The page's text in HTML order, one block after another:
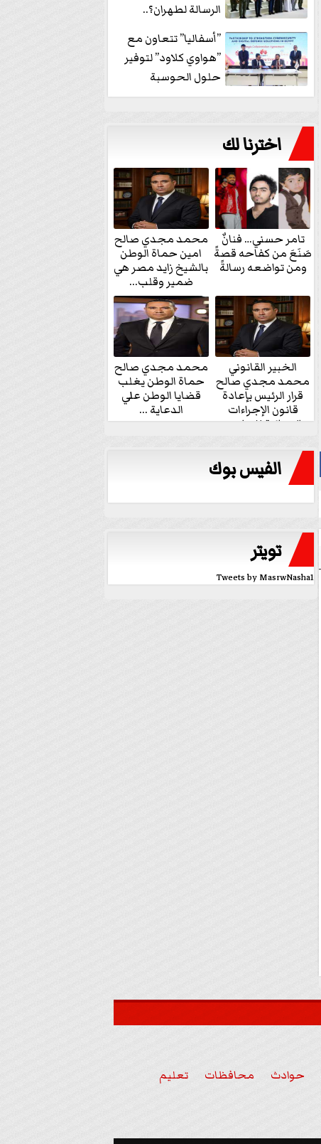
الرسالة لطهران؟..
”ماعت جروب” تُجيب؟
|...
”أسفاليا” تتعاون مع
”هواوي كلاود” لتوفير
حلول الحوسبة
السحابية والأمن
اخترنا لك
تامر حسني… فنانٌ
صَنَعَ من كفاحه قصةً
ومن تواضعه رسالةً
محمد مجدي صالح
امين حماة الوطن
بالشيخ زايد مصر هي
ضمير وقلب...
الخبير القانوني
محمد مجدي صالح
قرار الرئيس بإعادة
قانون الإجراءات
الجنائية للنواب...
محمد مجدي صالح
حماة الوطن يغلب
قضايا الوطن علي
الدعاية ...
الفيس بوك
تويتر
Tweets by MasrwNasha1
حوادث محافظات
تعليم